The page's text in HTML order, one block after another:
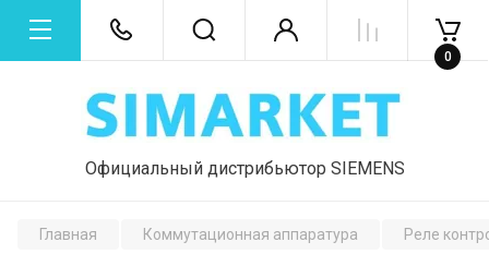
Официальный дистрибьютор SIEMENS
0
Главная Коммутационная аппаратура Реле